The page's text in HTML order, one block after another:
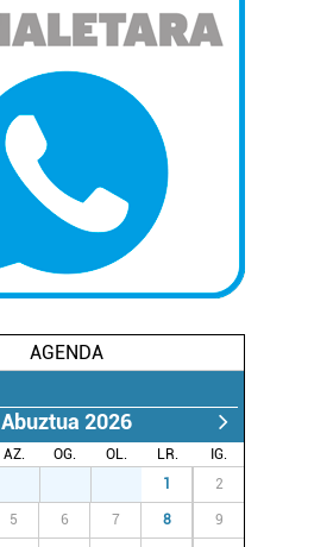
AGENDA
Abuztua 2026
AZ. OG. OL. LR.
IG.
1 2
5 6 7 8 9